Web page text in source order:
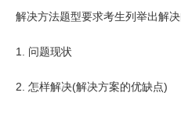
解决方法题型要求考生列举出解
1. 问题现状
2. 怎样解决(解决方案的优缺点)